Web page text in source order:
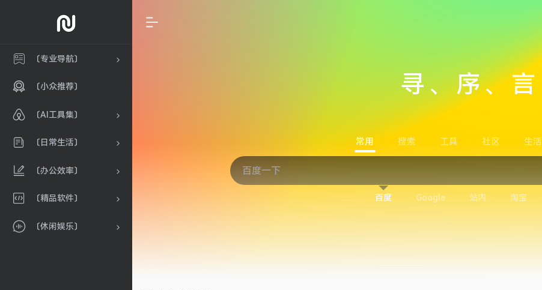
〔专业导航〕
〔小众推荐〕
〔AI工具集〕
〔日常生活〕
〔办公效率〕
〔精品软件〕
〔休闲娱乐〕
寻、序、言
常用 搜索 工具 社区 生活
百度 Google 站内 淘宝